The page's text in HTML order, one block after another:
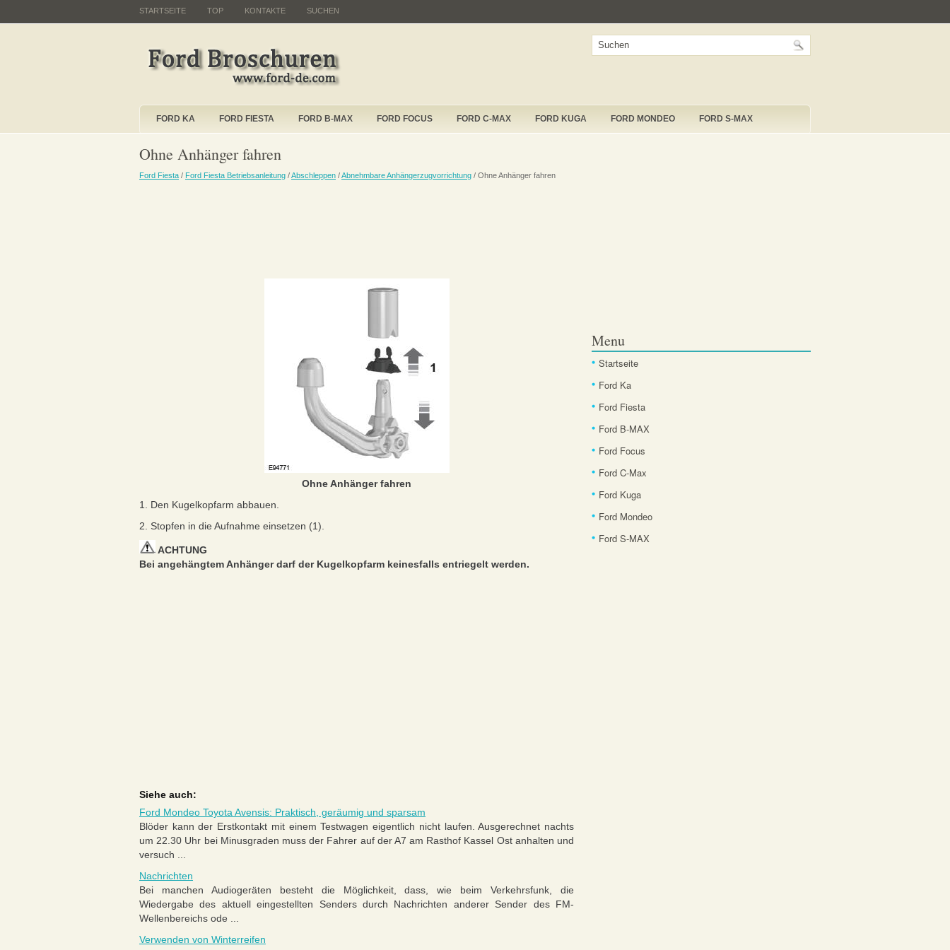
STARTSEITE TOP KONTAKTE SUCHEN
FORD KA FORD FIESTA FORD B-MAX FORD FOCUS FORD C-MAX FORD KUGA FORD MONDEO FORD S-MAX
Ohne Anhänger fahren
Ford Fiesta / Ford Fiesta Betriebsanleitung /Abschleppen /Abnehmbare Anhängerzugvorrichtung / Ohne Anhänger fahren
Ohne Anhänger fahren
1. Den Kugelkopfarm abbauen.
2. Stopfen in die Aufnahme einsetzen (1).
ACHTUNG
Bei angehängtem Anhänger darf der Kugelkopfarm keinesfalls entriegelt werden.
Siehe auch:
Ford Mondeo Toyota Avensis: Praktisch, geräumig und sparsam
Blöder kann der Erstkontakt mit einem Testwagen eigentlich nicht laufen. Ausgerechnet nachts
um 22.30 Uhr bei Minusgraden muss der Fahrer auf der A7 am Rasthof Kassel Ost anhalten und
versuch ...
Nachrichten
Bei manchen Audiogeräten besteht die Möglichkeit, dass, wie beim Verkehrsfunk, die
Wiedergabe des aktuell eingestellten Senders durch Nachrichten anderer Sender des FM-
Wellenbereichs ode ...
Verwenden von Winterreifen
Menu
Startseite
Ford Ka
Ford Fiesta
Ford B-MAX
Ford Focus
Ford C-Max
Ford Kuga
Ford Mondeo
Ford S-MAX